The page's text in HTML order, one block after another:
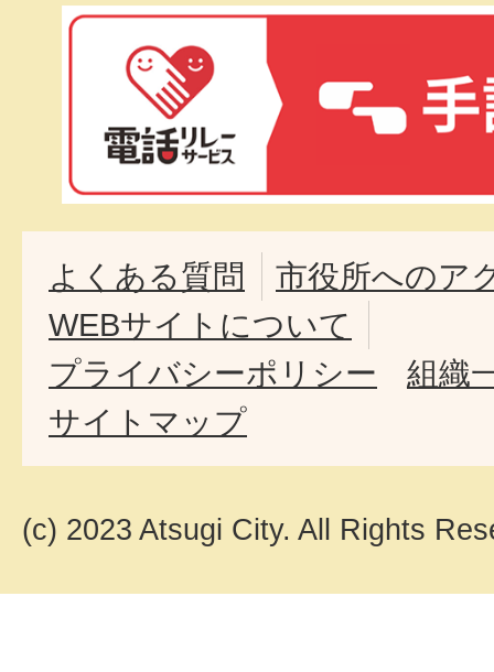
よくある質問
市役所へのア
WEBサイトについて
プライバシーポリシー
組織
サイトマップ
(c) 2023 Atsugi City. All Rights